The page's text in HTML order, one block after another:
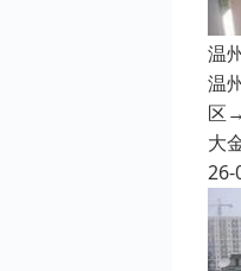
温
温
区
大
26-